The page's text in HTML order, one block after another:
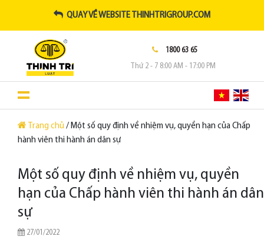
QUAY VỀ WEBSITE THINHTRIGROUP.COM
1800 63 65
Thứ 2 - 7 8:00 AM - 17:00 PM
Trang chủ / Một số quy định về nhiệm vụ, quyền hạn của Chấp
hành viên thi hành án dân sự
Một số quy định về nhiệm vụ, quyền
hạn của Chấp hành viên thi hành án dân
sự
27/01/2022